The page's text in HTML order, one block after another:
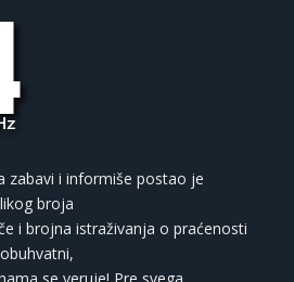
zabavi i informiše postao je
broja
i brojna istraživanja o praćenosti